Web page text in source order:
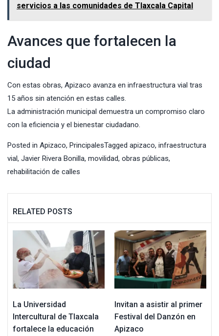
servicios a las comunidades de Tlaxcala Capital
Avances que fortalecen la
ciudad
Con estas obras, Apizaco avanza en infraestructura vial tras
15 años sin atención en estas calles.
La administración municipal demuestra un compromiso claro
con la eficiencia y el bienestar ciudadano.
Posted in Apizaco, PrincipalesTagged apizaco, infraestructura
vial, Javier Rivera Bonilla, movilidad, obras públicas,
rehabilitación de calles
RELATED POSTS
La Universidad
Intercultural de Tlaxcala
fortalece la educación
Invitan a asistir al primer
Festival del Danzón en
Apizaco